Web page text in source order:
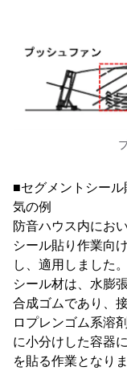
■セグメントシー
気の例
防音ハウス内にお
シール貼り作業向
し、適用しました
シール材は、水膨
合成ゴムであり、
ロプレンゴム系溶
に小分けした容器
を貼る作業となりま